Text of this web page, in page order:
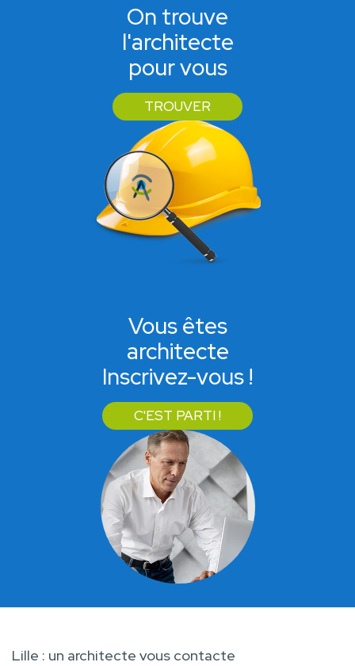
On trouve
l'architecte
pour vous
TROUVER
Vous êtes
architecte
Inscrivez-vous !
C'EST PARTI !
Lille : un architecte vous contacte